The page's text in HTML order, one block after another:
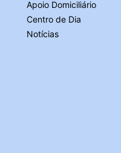
Apoio Domiciliário
Centro de Dia
Notícias